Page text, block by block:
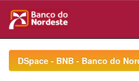
navigationDSpace - BNB - Banco do